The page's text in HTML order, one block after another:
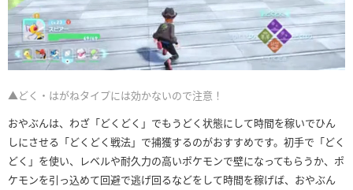
▲どく・はがねタイプには効かないので注意！
おやぶんは、わざ「どくどく」でもうどく状態にして時間を稼いでひん
しにさせる「どくどく戦法」で捕獲するのがおすすめです。初手で「どく
どく」を使い、レベルや耐久力の高いポケモンで壁になってもらうか、ポ
ケモンを引っ込めて回避で逃げ回るなどをして時間を稼げば、おやぶん